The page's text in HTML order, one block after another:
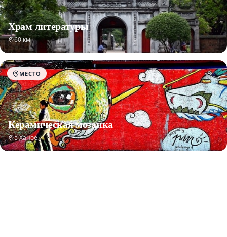
Храм литературы
60 км
МЕСТО
Керамическая мозаика
в Ханое